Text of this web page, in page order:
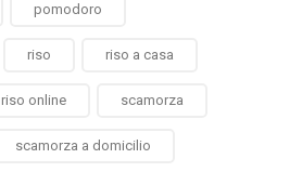
pomodoro
riso riso a casa
riso online scamorza
scamorza a domicilio